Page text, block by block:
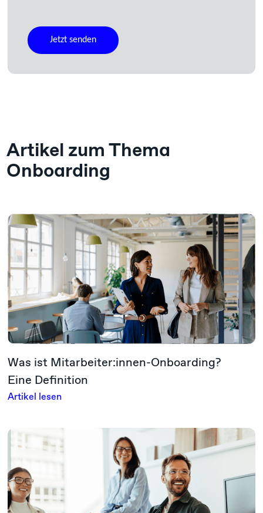
Artikel zum Thema
Onboarding
Was ist Mitarbeiter:innen-Onboarding?
Eine Definition
Artikel lesen